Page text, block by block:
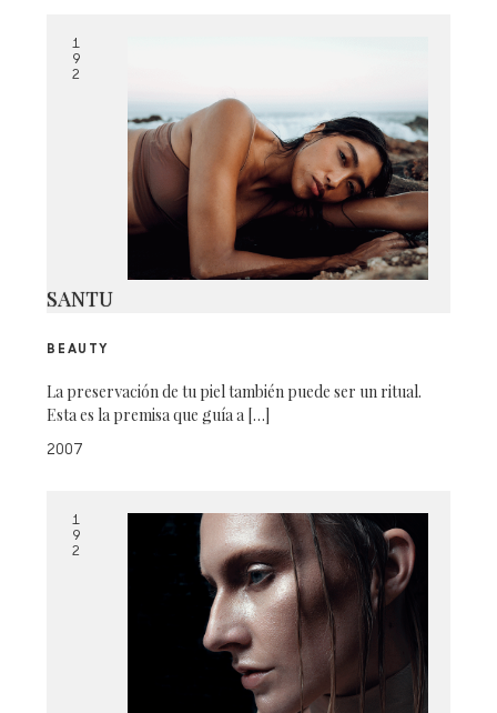
1
9
2
SANTU
BEAUTY
La preservación de tu piel también puede ser un ritual.
Esta es la premisa que guía a […]
2007
1
9
2